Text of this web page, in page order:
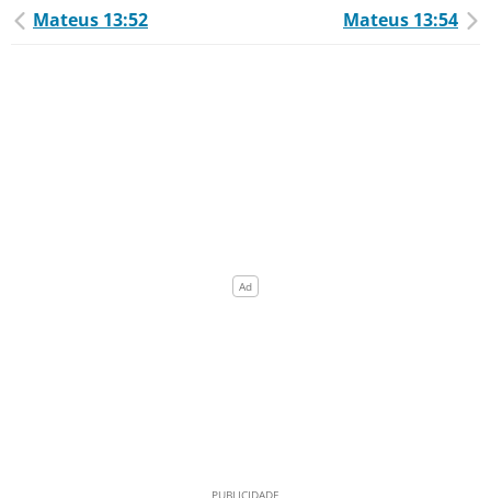
Mateus 13:52 Mateus 13:54